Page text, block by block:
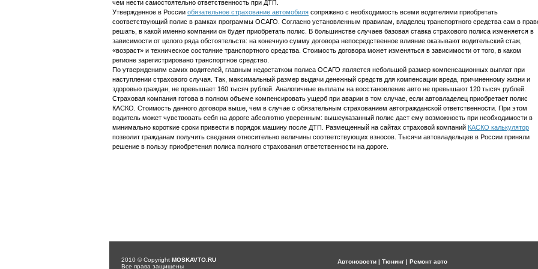
чем нести самостоятельно ответственность при ДТП.
Утвержденное в России обязательное страхование автомобиля сопряжено с необходимость всеми водителями приобретать
соответствующий полис в рамках программы ОСАГО. Согласно установленным правилам, владелец транспортного средства сам в
решать, в какой именно компании он будет приобретать полис. В большинстве случаев базовая ставка страхового полиса изменяется в
зависимости от целого ряда обстоятельств: на конечную сумму договора непосредственное влияние оказывают водительский стаж,
«возраст» и техническое состояние транспортного средства. Стоимость договора может изменяться в зависимости от того, в каком
регионе зарегистрировано транспортное средство.
По утверждениям самих водителей, главным недостатком полиса ОСАГО является небольшой размер компенсационных выплат при
наступлении страхового случая. Так, максимальный размер выдачи денежный средств для компенсации вреда, причиненному жизни и
здоровью граждан, не превышает 160 тысяч рублей. Аналогичные выплаты на восстановление авто не превышают 120 тысяч рублей.
Страховая компания готова в полном объеме компенсировать ущерб при аварии в том случае, если автовладелец приобретает полис
КАСКО. Стоимость данного договора выше, чем в случае с обязательным страхованием автогражданской ответственности. При этом
водитель может чувствовать себя на дороге абсолютно уверенным: вышеуказанный полис даст ему возможность при необходимости в
минимально короткие сроки привести в порядок машину после ДТП. Размещенный на сайтах страховой компаний КАСКО калькулятор
позволит гражданам получить сведения относительно величины соответствующих взносов. Тысячи автовладельцев в России приняли
решение в пользу приобретения полиса полного страхования ответственности на дороге.
2010 © Copyright MOSKAVTO.RU
Все права защищены
Автоновости | Тюнинг | Ремонт авто